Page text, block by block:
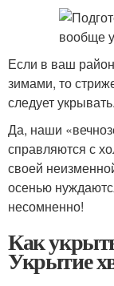
Если в ваш
зимами, то
следует укрывать.
Да, наши
справляются с
своей
осенью
несомненно!
Как
Укрытие